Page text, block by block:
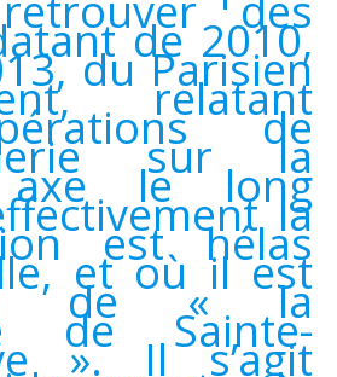
de 2010,
du Parisien
relatant
de
sur la
axe le long
la
est hélas
et où il est
de « la
de Sainte-
». Il s’agit